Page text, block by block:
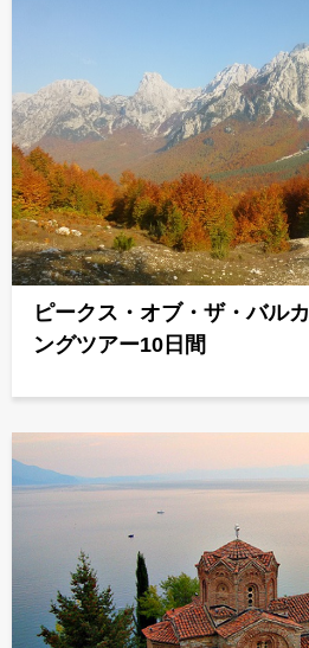
ピークス・オブ・ザ・バル
ングツアー10日間